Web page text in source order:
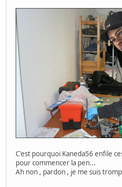
C'est pourquoi Kaneda56 enfile
pour commencer la pen...
Ah non , pardon , je me suis